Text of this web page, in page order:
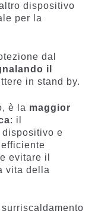
dispositivo
per la
dal
il
in stand by.
è la maggior
: il
e
evitare il
vita della